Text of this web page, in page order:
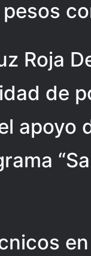
Roja
de
apoyo